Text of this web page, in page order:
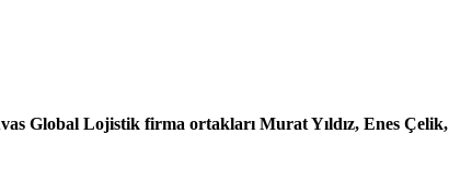
Global Lojistik firma ortakları Murat Yıldız, Enes Çelik,